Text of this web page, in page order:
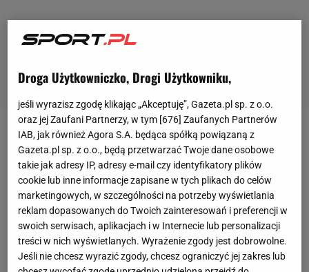
Zawody Pucharu Świata w Lahti powoli zbliżają się
do końca. Za nami konkurs indywidualny,
zakończony triumfem Lovro Kosa, a także
rywalizacja drużynowa, w której bezkonkurencyjni
okazali się Norwegowie. Przed skoczkami
narciarskimi jeszcze jeden konkurs indywidualny, w
którym zobaczymy kilku Polaków.
Droga Użytkowniczko, Drogi Użytkowniku,
jeśli wyrazisz zgodę klikając „Akceptuję”, Gazeta.pl sp. z o.o.
oraz jej Zaufani Partnerzy, w tym [676] Zaufanych Partnerów
IAB, jak również Agora S.A. będąca spółką powiązaną z
Gazeta.pl sp. z o.o., będą przetwarzać Twoje dane osobowe
takie jak adresy IP, adresy e-mail czy identyfikatory plików
cookie lub inne informacje zapisane w tych plikach do celów
marketingowych, w szczególności na potrzeby wyświetlania
reklam dopasowanych do Twoich zainteresowań i preferencji w
swoich serwisach, aplikacjach i w Internecie lub personalizacji
treści w nich wyświetlanych. Wyrażenie zgody jest dobrowolne.
Jeśli nie chcesz wyrazić zgody, chcesz ograniczyć jej zakres lub